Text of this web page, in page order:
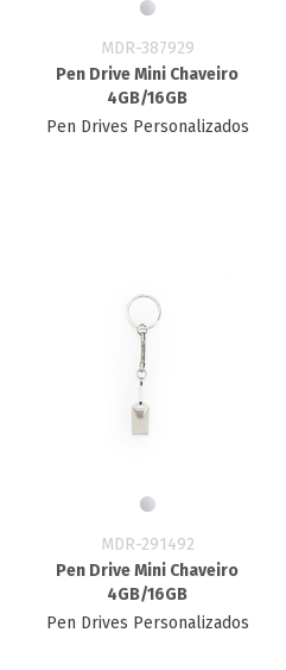
MDR-387929
Pen Drive Mini Chaveiro
4GB/16GB
Pen Drives Personalizados
MDR-291492
Pen Drive Mini Chaveiro
4GB/16GB
Pen Drives Personalizados